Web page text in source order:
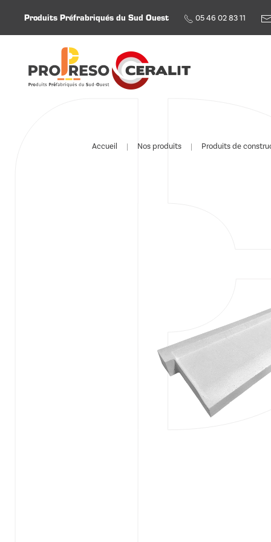
Produits Préfrabriqués du Sud Ouest 05 46 02 83 11
Accueil Nos produits Produits de